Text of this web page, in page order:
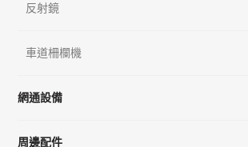
反射鏡
車道柵欄機
網通設備
周邊配件